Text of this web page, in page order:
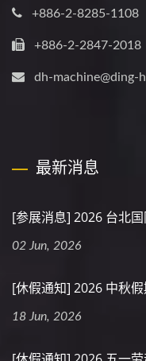
+886-2-8285-1108
+886-2-2847-2018
dh-machine@ding-
最新消息
[参展消息] 2026 台北
02 Jun, 2026
[休假通知] 2026 中秋假
18 Jun, 2026